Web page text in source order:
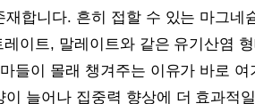
합니다. 흔히 접할 수 있는 마그
이트, 말레이트와 같은 유기산염
들이 몰래 챙겨주는 이유가 바로
늘어나 집중력 향상에 더 효과적